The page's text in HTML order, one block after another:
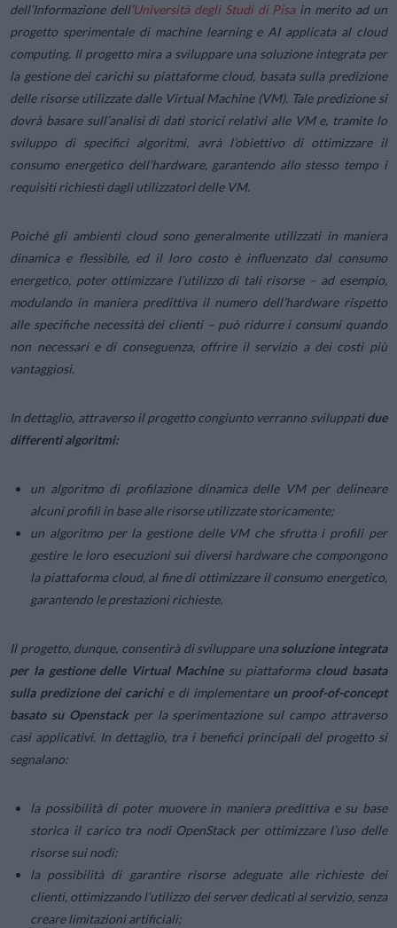
dell’Informazione dell’Università degli Studi di Pisain merito ad un
progetto sperimentale di machine learning e AI applicata al cloud
computing. Il progetto mira a sviluppare una soluzione integrata per
la gestione dei carichi su piattaforme cloud, basata sulla predizione
delle risorse utilizzate dalle Virtual Machine (VM). Tale predizione si
dovrà basare sull’analisi di dati storici relativi alle VM e, tramite lo
sviluppo di specifici algoritmi, avrà l’obiettivo di ottimizzare il
consumo energetico dell’hardware, garantendo allo stesso tempo i
requisiti richiesti dagli utilizzatori delle VM.
Poiché gli ambienti cloud sono generalmente utilizzati in maniera
dinamica e flessibile, ed il loro costo è influenzato dal consumo
energetico, poter ottimizzare l’utilizzo di tali risorse – ad esempio,
modulando in maniera predittiva il numero dell’hardware rispetto
alle specifiche necessità dei clienti – può ridurre i consumi quando
non necessari e di conseguenza, offrire il servizio a dei costi più
vantaggiosi.
In dettaglio, attraverso il progetto congiunto verranno sviluppatidue
differenti algoritmi:
un algoritmo di profilazione dinamica delle VM per delineare
alcuni profili in base alle risorse utilizzate storicamente;
un algoritmo per la gestione delle VM che sfrutta i profili per
gestire le loro esecuzioni sui diversi hardware che compongono
la piattaforma cloud, al fine di ottimizzare il consumo energetico,
garantendo le prestazioni richieste.
Il progetto, dunque, consentirà di sviluppare unasoluzione integrata
per la gestione delle Virtual Machinesu piattaforma cloud basata
sulla predizione dei carichie di implementare un proof-of-concept
basato su Openstack per la sperimentazione sul campo attraverso
casi applicativi. In dettaglio, tra i benefici principali del progetto si
segnalano:
la possibilità di poter muovere in maniera predittiva e su base
storica il carico tra nodi OpenStack per ottimizzare l’uso delle
risorse sui nodi;
la possibilità di garantire risorse adeguate alle richieste dei
clienti, ottimizzando l’utilizzo dei server dedicati al servizio, senza
creare limitazioni artificiali;